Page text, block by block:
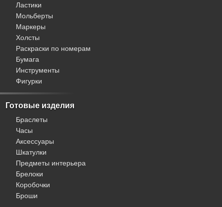
Ластики
Мольберты
Маркеры
Холсты
Раскраски по номерам
Бумага
Инструменты
Фигурки
Готовые изделия
Браслеты
Часы
Аксессуары
Шкатулки
Предметы интерьера
Брелоки
Коробочки
Броши